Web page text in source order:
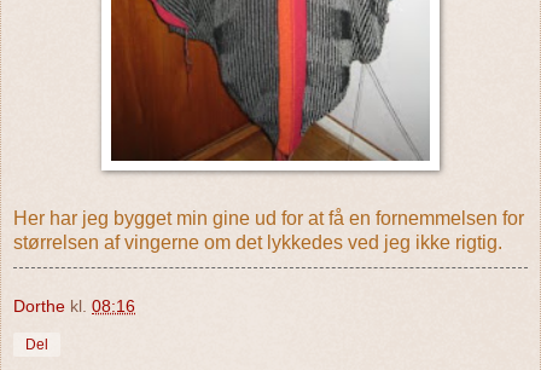
Her har jeg bygget min gine ud for at få en fornemmelsen for
størrelsen af vingerne om det lykkedes ved jeg ikke rigtig.
Dorthe kl. 08:16
Del